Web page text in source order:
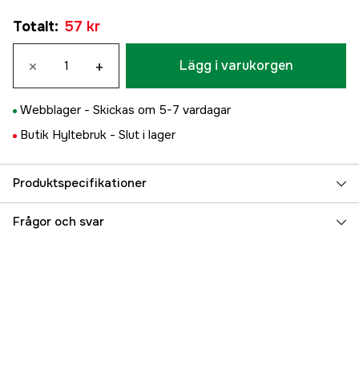
Totalt: 57 kr
× + Lägg i varukorgen
Webblager - Skickas om 5-7 vardagar
Butik Hyltebruk - Slut i lager
Produktspecifikationer
Referensnummer 5000097673
Frågor och svar